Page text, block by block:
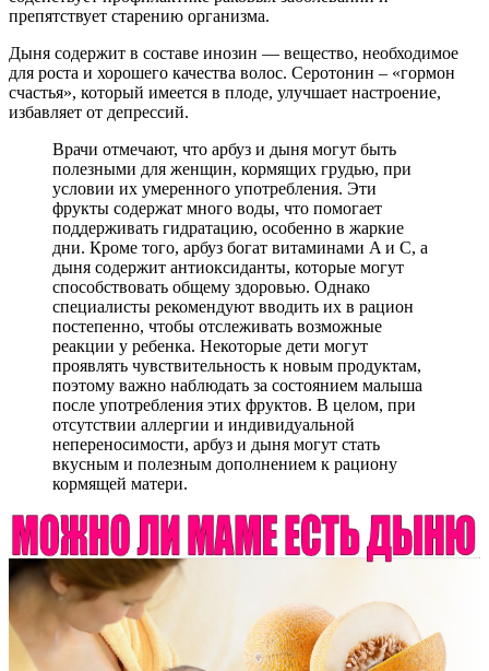
препятствует старению организма.
Дыня содержит в составе инозин — вещество, необходимое
для роста и хорошего качества волос. Серотонин – «гормон
счастья», который имеется в плоде, улучшает настроение,
избавляет от депрессий.
Врачи отмечают, что арбуз и дыня могут быть
полезными для женщин, кормящих грудью, при
условии их умеренного употребления. Эти
фрукты содержат много воды, что помогает
поддерживать гидратацию, особенно в жаркие
дни. Кроме того, арбуз богат витаминами A и C, а
дыня содержит антиоксиданты, которые могут
способствовать общему здоровью. Однако
специалисты рекомендуют вводить их в рацион
постепенно, чтобы отслеживать возможные
реакции у ребенка. Некоторые дети могут
проявлять чувствительность к новым продуктам,
поэтому важно наблюдать за состоянием малыша
после употребления этих фруктов. В целом, при
отсутствии аллергии и индивидуальной
непереносимости, арбуз и дыня могут стать
вкусным и полезным дополнением к рациону
кормящей матери.